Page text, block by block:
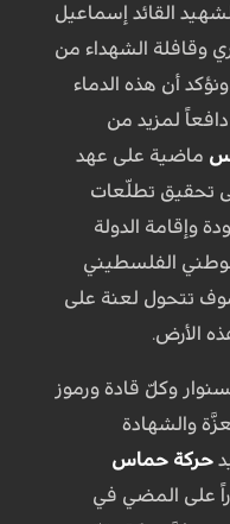
القائد إسماعيل
وقافلة الشهداء من
أن هذه الدماء
لمزيد من
ماضية على عهد
تحقيق تطلّعات
وإقامة الدولة
الفلسطيني
تتحول لعنة على
الأرض.
وكلّ قادة ورموز
والشهادة
حركة حماس
على المضي في